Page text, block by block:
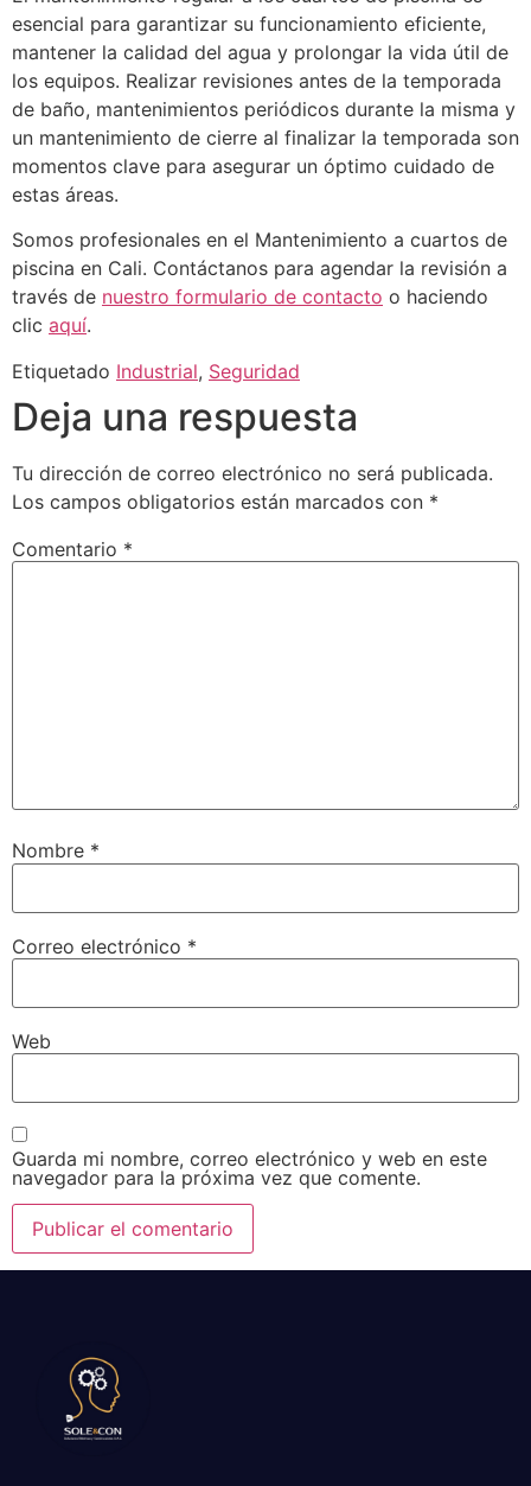
esencial para garantizar su funcionamiento eficiente,
mantener la calidad del agua y prolongar la vida útil de
los equipos. Realizar revisiones antes de la temporada
de baño, mantenimientos periódicos durante la misma y
un mantenimiento de cierre al finalizar la temporada son
momentos clave para asegurar un óptimo cuidado de
estas áreas.
Somos profesionales en el Mantenimiento a cuartos de
piscina en Cali. Contáctanos para agendar la revisión a
través de nuestro formulario de contacto o haciendo
clic aquí.
Etiquetado Industrial, Seguridad
Deja una respuesta
Tu dirección de correo electrónico no será publicada.
Los campos obligatorios están marcados con *
Comentario *
Nombre *
Correo electrónico *
Web
Guarda mi nombre, correo electrónico y web en este
navegador para la próxima vez que comente.